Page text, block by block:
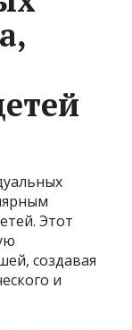
Этот
создавая
и